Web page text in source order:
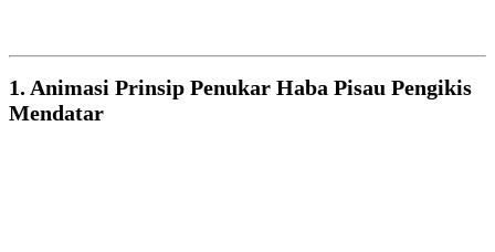
1. Animasi Prinsip Penukar Haba Pisau Pengikis
Mendatar